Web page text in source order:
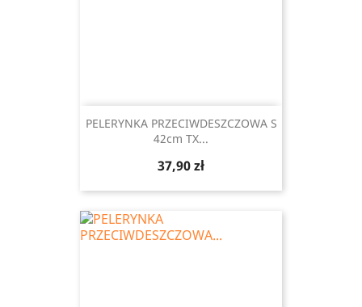
PELERYNKA PRZECIWDESZCZOWA S
42cm TX...
Cena
37,90 zł